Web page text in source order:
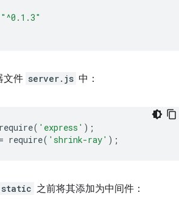
"^0.1.3"
文件 server.js 中：
require( 'express' );
= require( 'shrink-ray' );
之前将其添加为中间件：